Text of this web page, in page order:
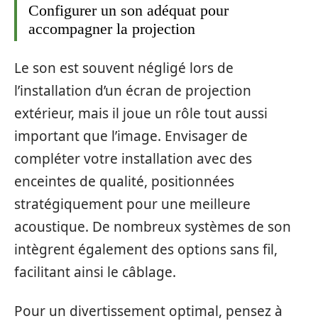
Configurer un son adéquat pour
accompagner la projection
Le son est souvent négligé lors de
l’installation d’un écran de projection
extérieur, mais il joue un rôle tout aussi
important que l’image. Envisager de
compléter votre installation avec des
enceintes de qualité, positionnées
stratégiquement pour une meilleure
acoustique. De nombreux systèmes de son
intègrent également des options sans fil,
facilitant ainsi le câblage.
Pour un divertissement optimal, pensez à